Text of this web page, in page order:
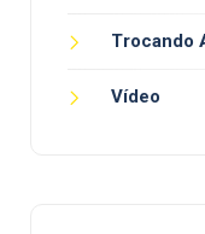
Trocando
Vídeo